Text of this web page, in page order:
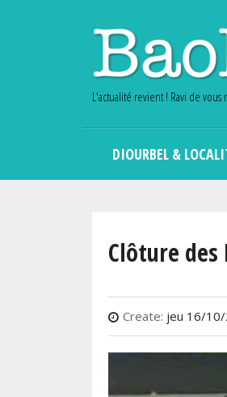
L'actualité revient ! Ravi de vous
DIOURBEL &
Clôture
Create: jeu 16/